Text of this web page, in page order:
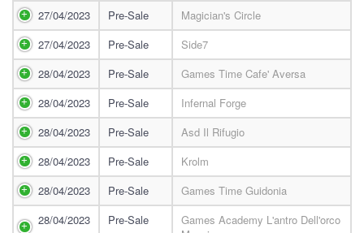
27/04/2023
Pre-Sale
Magician's Circle
27/04/2023
Pre-Sale
Side7
28/04/2023
Pre-Sale
Games Time Cafe' Aversa
28/04/2023
Pre-Sale
Infernal Forge
28/04/2023
Pre-Sale
Asd Il Rifugio
28/04/2023
Pre-Sale
Krolm
28/04/2023
Pre-Sale
Games Time Guidonia
28/04/2023
Pre-Sale
Games Academy L'antro Dell'orco